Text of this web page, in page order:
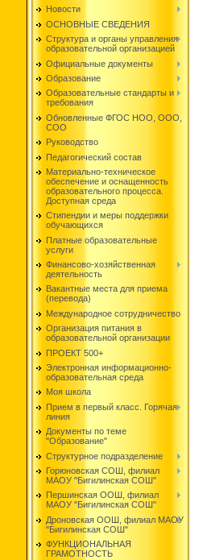
Новости
ОСНОВНЫЕ СВЕДЕНИЯ
Структура и органы управления
образовательной организацией
Официальные документы
Образование
Образовательные стандарты и
требования
Обновленные ФГОС НОО, ООО,
СОО
Руководство
Педагогический состав
Материально-техническое
обеспечение и оснащенность
образовательного процесса.
Доступная среда
Стипендии и меры поддержки
обучающихся
Платные образовательные
услуги
Финансово-хозяйственная
деятельность
Вакантные места для приема
(перевода)
Международное сотрудничество
Организация питания в
образовательной организации
ПРОЕКТ 500+
Электронная информационно-
образовательная среда
Моя школа
Прием в первый класс. Горячая
линия
Документы по теме
"Образование"
Структурное подразделение
Горюновская СОШ, филиал
МАОУ "Бигилинская СОШ"
Першинская ООШ, филиал
МАОУ "Бигилинская СОШ"
Дроновская ООШ, филиал МАОУ
"Бигилинская СОШ"
ФУНКЦИОНАЛЬНАЯ
ГРАМОТНОСТЬ